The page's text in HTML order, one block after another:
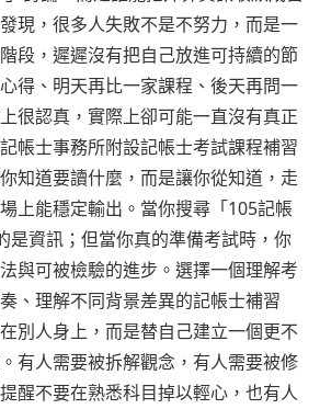
現，很多人失敗不是不努力，而是一
段，遲遲沒有把自己放進可持續的節
得、明天再比一家課程、後天再問一
很認真，實際上卻可能一直沒有真正
帳士事務所附設記帳士考試課程補習
知道要讀什麼，而是讓你從知道，走
上能穩定輸出。當你搜尋「105記帳
是資訊；但當你真的準備考試時，你
與可被檢驗的進步。選擇一個理解考
、理解不同背景差異的記帳士補習
別人身上，而是替自己建立一個更不
有人需要被拆解觀念，有人需要被修
醒不要在熟悉科目掉以輕心，也有人